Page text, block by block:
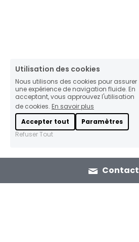
Contact
Utilisation des cookies
Nous utilisons des cookies pour assurer
une expérience de navigation fluide. En
acceptant, vous approuvez l'utilisation
de cookies. En savoir plus
Accepter tout
Paramètres
Refuser Tout